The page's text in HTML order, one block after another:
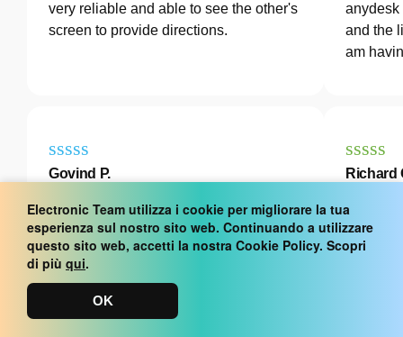
Electronic Team utilizza i cookie per migliorare la tua
esperienza sul nostro sito web. Continuando a utilizzare
questo sito web, accetti la nostra Cookie Policy. Scopri
di più qui.
OK
very reliable and able to see the other's
screen to provide directions.
anydesk
and the
am
Govind P.
Marketing and
Advertising
Capterra Review
I've never been more satisfied with the
service quality of a remote desktop
Richard
Review
The